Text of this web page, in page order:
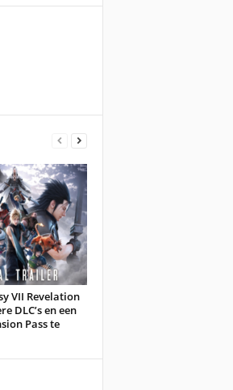
VII Revelation
DLC’s en een
Pass te